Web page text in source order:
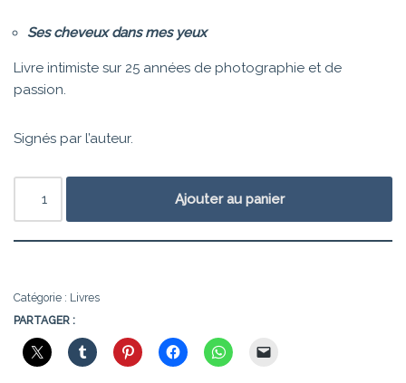
Ses cheveux dans mes yeux
Livre intimiste sur 25 années de photographie et de
passion.
Signés par l’auteur.
Ajouter au panier
Catégorie : Livres
PARTAGER :